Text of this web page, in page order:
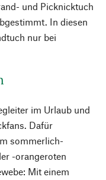
und Picknicktuch
In diesen
nur bei
im Urlaub und
Dafür
sommerlich-
-orangeroten
Mit einem